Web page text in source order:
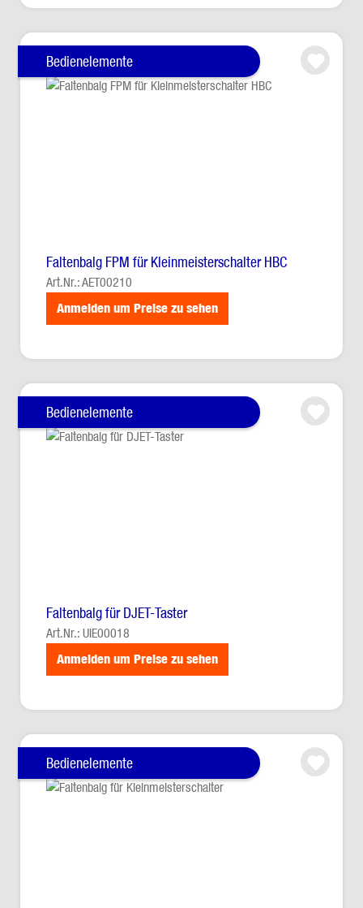
Bedienelemente
Faltenbalg FPM für Kleinmeisterschalter HBC
Art.Nr.: AET00210
Anmelden um Preise zu sehen
Bedienelemente
Faltenbalg für DJET-Taster
Art.Nr.: UIE00018
Anmelden um Preise zu sehen
Bedienelemente